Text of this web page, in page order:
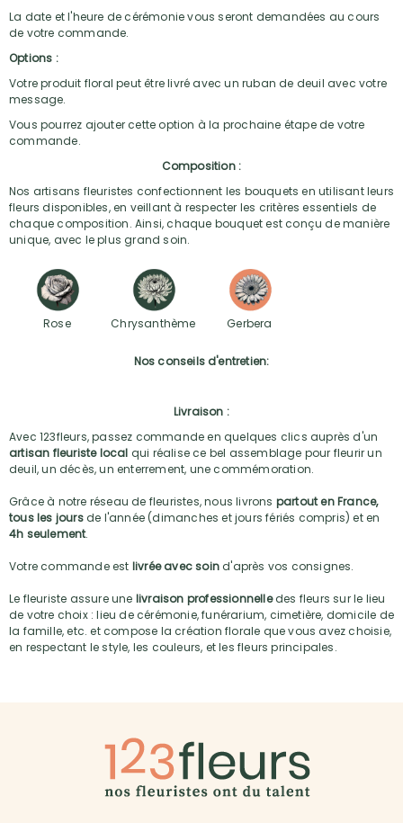
La date et l'heure de cérémonie vous seront demandées au cours
de votre commande.
Options :
Votre produit floral peut être livré avec un ruban de deuil avec votre
message.
Vous pourrez ajouter cette option à la prochaine étape de votre
commande.
Composition :
Nos artisans fleuristes confectionnent les bouquets en utilisant leurs
fleurs disponibles, en veillant à respecter les critères essentiels de
chaque composition. Ainsi, chaque bouquet est conçu de manière
unique, avec le plus grand soin.
Rose Chrysanthème Gerbera
Nos conseils d'entretien:
Livraison :
Avec 123fleurs, passez commande en quelques clics auprès d'un
artisan fleuriste local qui réalise ce bel assemblage pour fleurir un
deuil, un décès, un enterrement, une commémoration.
Grâce à notre réseau de fleuristes, nous livrons partout en France,
tous les joursde l'année (dimanches et jours fériés compris) et en
4h seulement.
Votre commande est livrée avec soind'après vos consignes.
Le fleuriste assure une livraison professionnelledes fleurs sur le lieu
de votre choix : lieu de cérémonie, funérarium, cimetière, domicile de
la famille, etc. et compose la création florale que vous avez choisie,
en respectant le style, les couleurs, et les fleurs principales.